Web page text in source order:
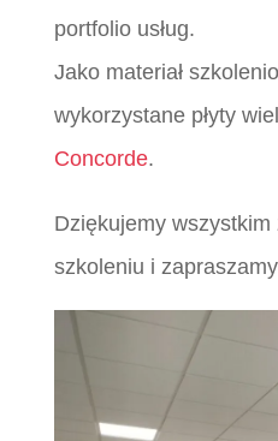
portfolio usług.
Jako materiał
wykorzystane płyty
Concorde.
Dziękujemy wszystkim
szkoleniu i